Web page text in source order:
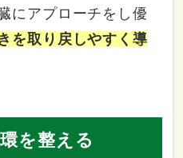
にアプローチをし優
を取り戻しやすく導
を整える